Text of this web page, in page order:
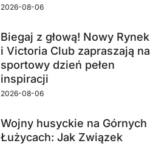
2026-08-06
Biegaj z głową! Nowy Rynek
i Victoria Club zapraszają na
sportowy dzień pełen
inspiracji
2026-08-06
Wojny husyckie na Górnych
Łużycach: Jak Związek